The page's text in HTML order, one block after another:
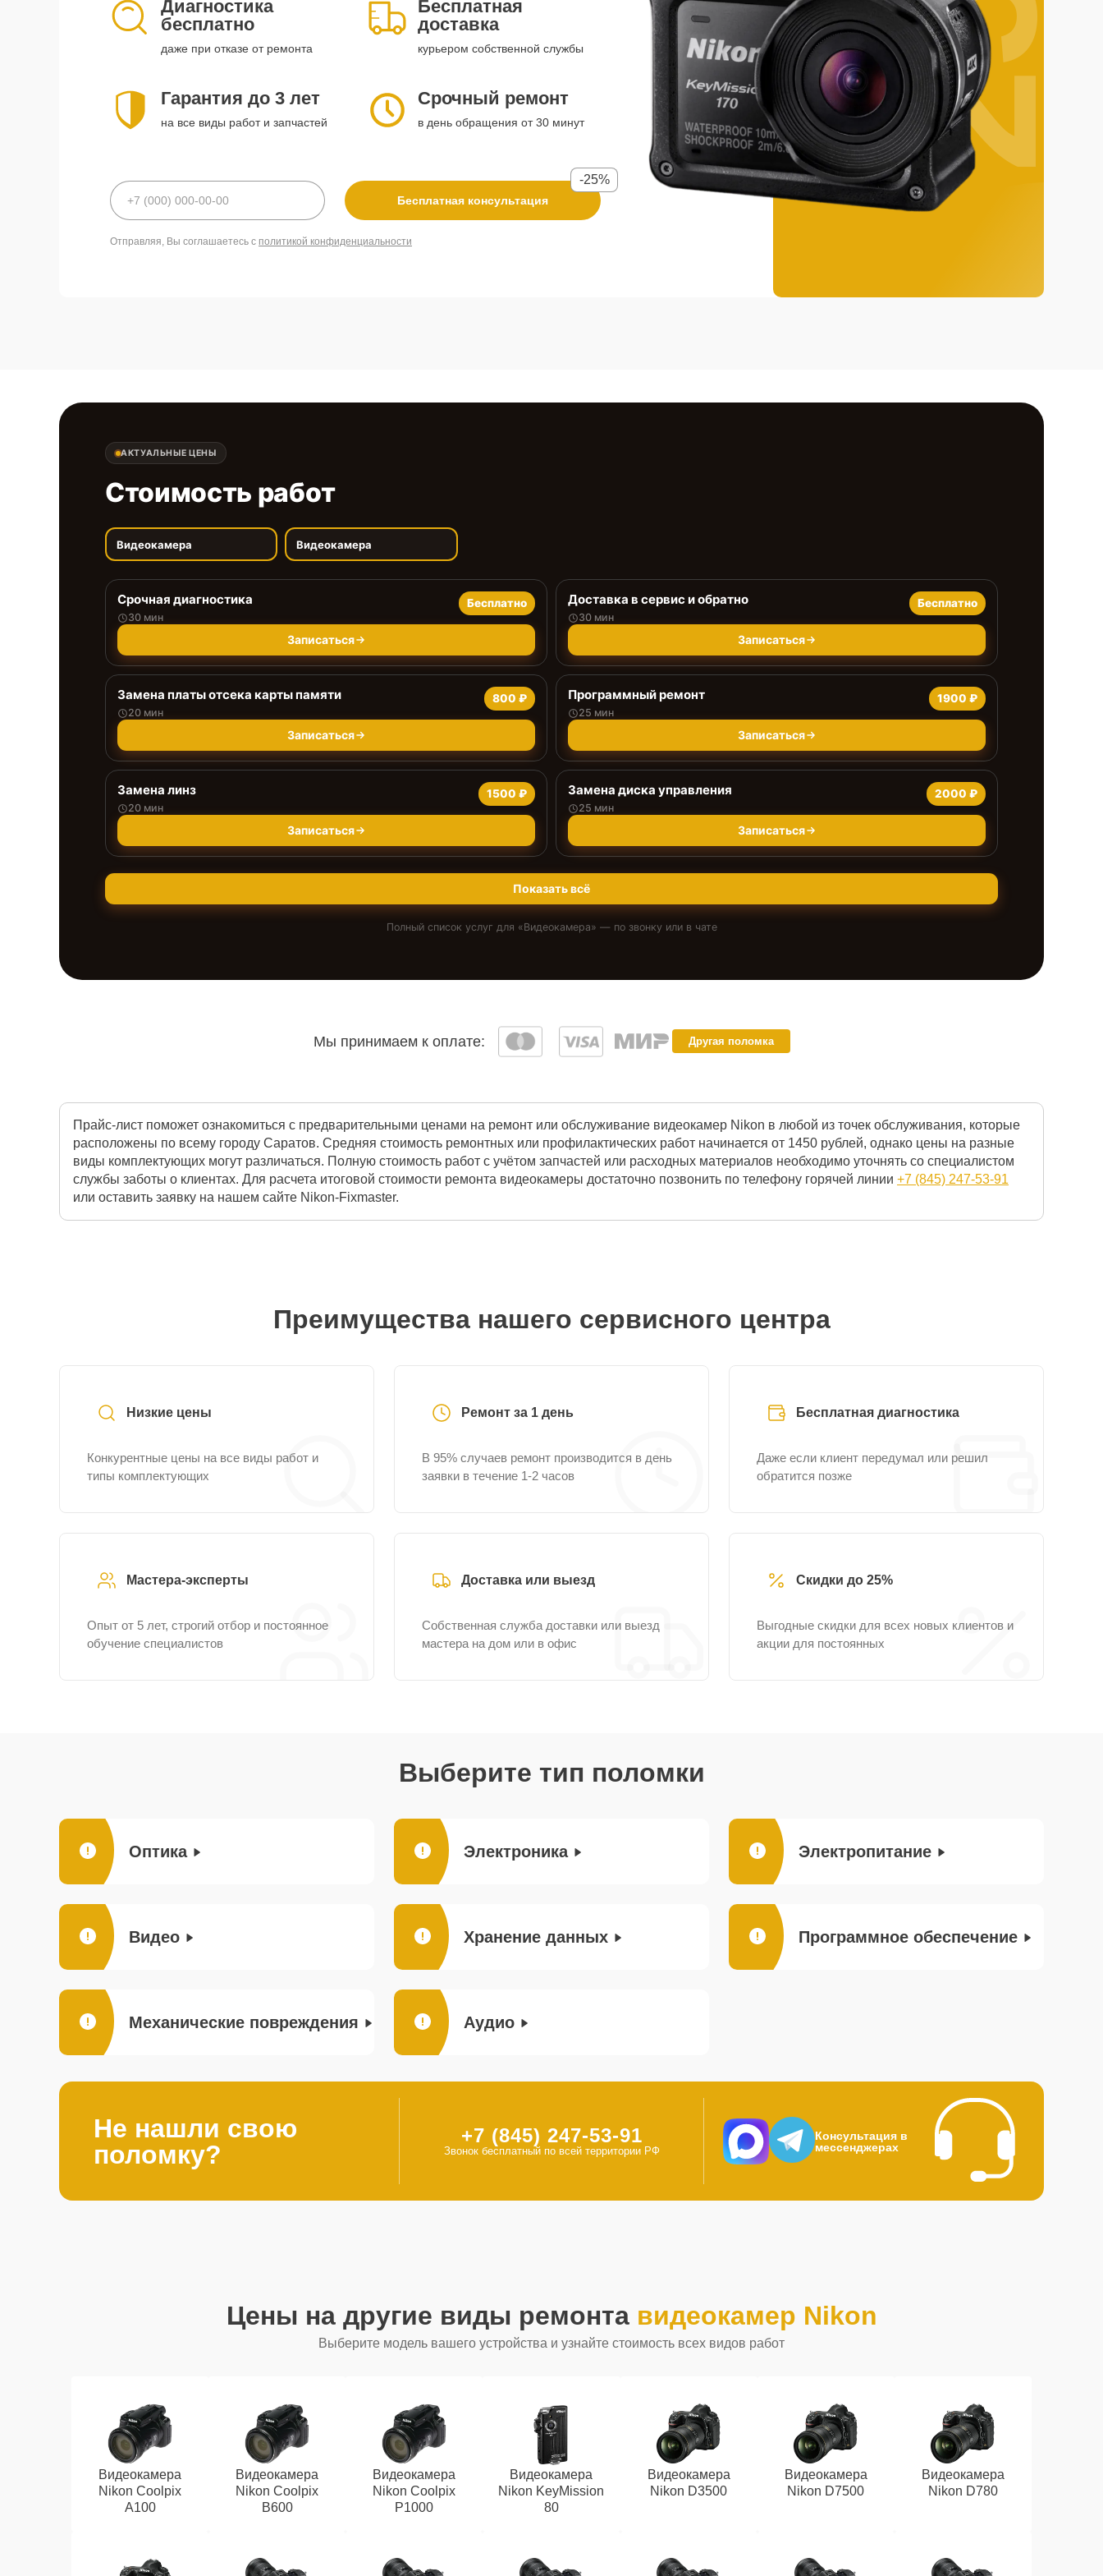
Диагностика
бесплатно
даже при отказе от ремонта
Бесплатная
доставка
курьером собственной службы
Гарантия до 3 лет
на все виды работ и запчастей
Срочный ремонт
в день обращения от 30 минут
Бесплатная консультация
-25%
Отправляя, Вы соглашаетесь с политикой конфиденциальности
АКТУАЛЬНЫЕ ЦЕНЫ
Стоимость работ
Видеокамера Видеокамера
Срочная диагностика
30 мин
Бесплатно
Записаться
Доставка в сервис и обратно
30 мин
Бесплатно
Записаться
Замена платы отсека карты памяти
20 мин
800 ₽
Записаться
Программный ремонт
25 мин
1900 ₽
Записаться
Замена линз
20 мин
1500 ₽
Записаться
Замена диска управления
25 мин
2000 ₽
Записаться
Показать всё
Полный список услуг для «Видеокамера» — по звонку или в чате
Мы принимаем к оплате: Другая поломка
Прайс-лист поможет ознакомиться с предварительными ценами на ремонт или обслуживание видеокамер Nikon в любой из точек обслуживания, которые
расположены по всему городу Саратов. Средняя стоимость ремонтных или профилактических работ начинается от 1450 рублей, однако цены на разные
виды комплектующих могут различаться. Полную стоимость работ с учётом запчастей или расходных материалов необходимо уточнять со специалистом
службы заботы о клиентах. Для расчета итоговой стоимости ремонта видеокамеры достаточно позвонить по телефону горячей линии +7 (845) 247-53-91
или оставить заявку на нашем сайте Nikon-Fixmaster.
Преимущества нашего сервисного центра
Низкие цены
Конкурентные цены на все виды работ и
типы комплектующих
Ремонт за 1 день
В 95% случаев ремонт производится в день
заявки в течение 1-2 часов
Бесплатная диагностика
Даже если клиент передумал или решил
обратится позже
Мастера-эксперты
Опыт от 5 лет, строгий отбор и постоянное
обучение специалистов
Доставка или выезд
Собственная служба доставки или выезд
мастера на дом или в офис
Скидки до 25%
Выгодные скидки для всех новых клиентов и
акции для постоянных
Выберите тип поломки
Оптика Электроника Электропитание
Видео Хранение данных Программное обеспечение
Механические повреждения Аудио
Не нашли свою
поломку?
+7 (845) 247-53-91
Звонок бесплатный по всей территории РФ
Консультация в
мессенджерах
Цены на другие виды ремонта видеокамер Nikon
Выберите модель вашего устройства и узнайте стоимость всех видов работ
Видеокамера
Nikon Coolpix
A100
Видеокамера
Nikon Coolpix
B600
Видеокамера
Nikon Coolpix
P1000
Видеокамера
Nikon KeyMission
80
Видеокамера
Nikon D3500
Видеокамера
Nikon D7500
Видеокамера
Nikon D780